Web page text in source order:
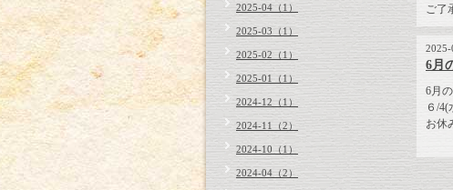
ご了
2025-
6月
6月
６/
お休
2025-04（1）
2025-03（1）
2025-02（1）
2025-01（1）
2024-12（1）
2024-11（2）
2024-10（1）
2024-04（2）